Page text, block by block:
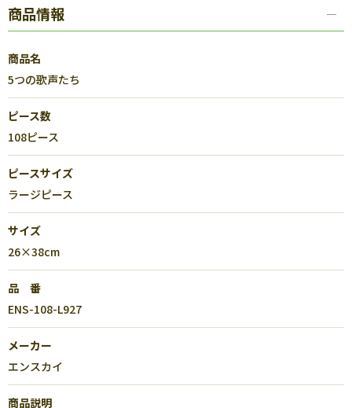
商品情報
商品名
5つの歌声たち
ピース数
108ピース
ピースサイズ
ラージピース
サイズ
26×38cm
品 番
ENS-108-L927
メーカー
エンスカイ
商品説明